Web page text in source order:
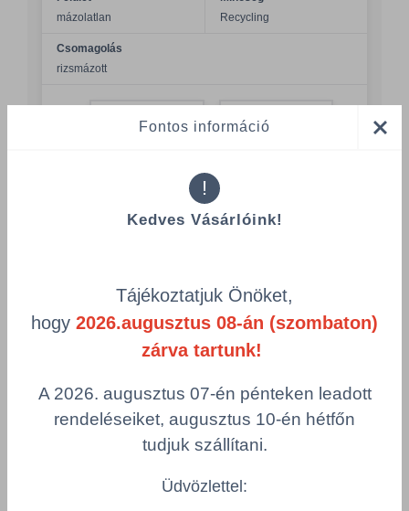
mázolatlan
Recycling
Csomagolás
rizsmázott
Összeg
Összeg csökkentése
Többszörös választás
LAHNUR®
LNR110F700X1000
Megnevezés
LAHNUR 110g 700x1000
Grammsúly
110 g/m²
Szélesség
700 mm
Hosszúság
1.000 mm
Szín
Fontos információ
!
Kedves Vásárlóink!
Tájékoztatjuk Önöket,
hogy 2026.augusztus 08-án (szombaton)
zárva tartunk!
A 2026. augusztus 07-én pénteken leadott
rendeléseiket, augusztus 10-én hétfőn
tudjuk szállítani.
Üdvözlettel: